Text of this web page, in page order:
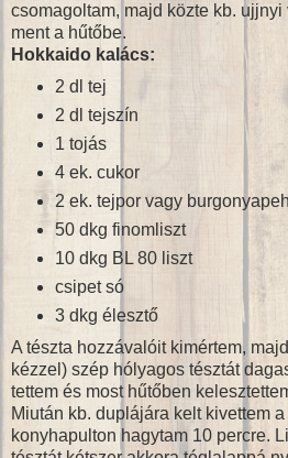
csomagoltam, majd közte kb.
ment a hűtőbe.
Hokkaido kalács:
2 dl tej
2 dl tejszín
1 tojás
4 ek. cukor
2 ek. tejpor vagy
50 dkg finomliszt
10 dkg BL 80 liszt
csipet só
3 dkg élesztő
A tészta hozzávalóit kimértem,
kézzel) szép hólyagos tésztát
tettem és most hűtőben
Miután kb. duplájára kelt kivettem
konyhapulton hagytam 10 percre.